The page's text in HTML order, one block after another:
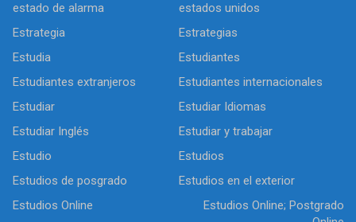
estado de alarma
estados unidos
Estrategia
Estrategias
Estudia
Estudiantes
Estudiantes extranjeros
Estudiantes internacionales
Estudiar
Estudiar Idiomas
Estudiar Inglés
Estudiar y trabajar
Estudio
Estudios
Estudios de posgrado
Estudios en el exterior
Estudios Online
Estudios Online; Postgrado